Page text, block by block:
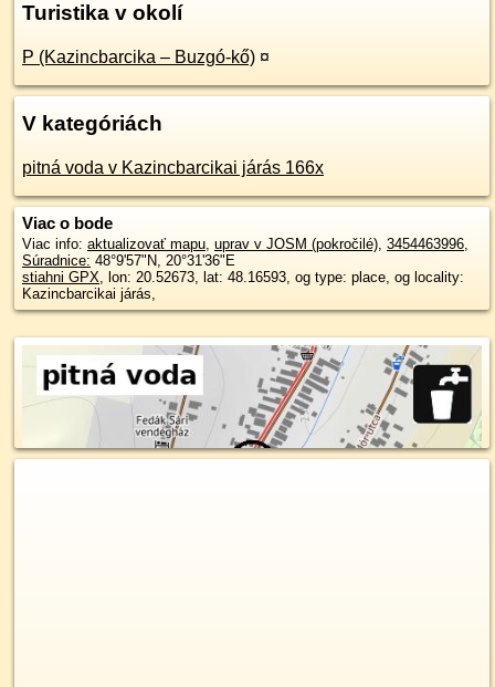
Turistika v okolí
P (Kazincbarcika – Buzgó-kő) ¤
V kategóriách
pitná voda v Kazincbarcikai járás 166x
Viac o bode
Viac info: aktualizovať mapu, uprav v JOSM (pokročilé), 3454463996,
Súradnice: 48°9'57"N, 20°31'36"E
stiahni GPX, lon: 20.52673, lat: 48.16593, og type: place, og locality:
Kazincbarcikai járás,